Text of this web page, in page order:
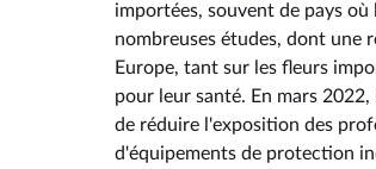
importées, souvent de pays
nombreuses études, dont une
Europe, tant sur les fleurs
pour leur santé. En mars
de réduire l'exposition des
d'équipements de protection